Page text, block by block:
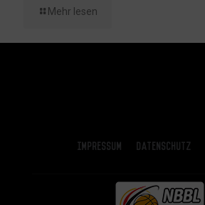
Mehr lesen
Impressum Datenschutz